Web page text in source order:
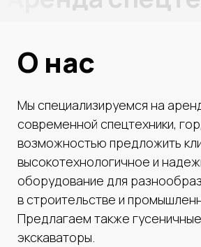
Мы специализируемся на
современной спецтехники,
возможностью предложить
высокотехнологичное и
оборудование для
в строительстве и
Предлагаем также гусеничные
экскаваторы.
О нас